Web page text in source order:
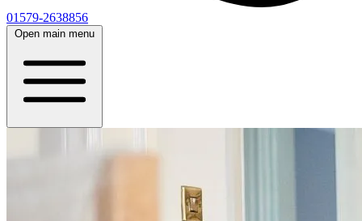
01579-2638856
Open main menu